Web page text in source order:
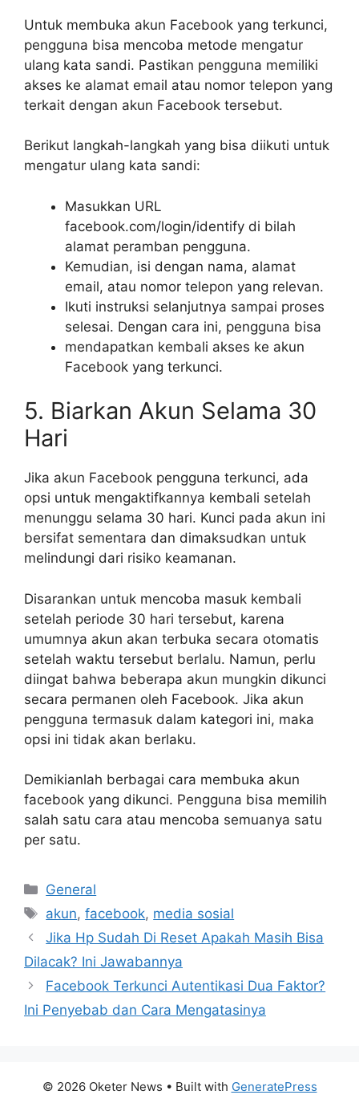
Untuk membuka akun Facebook yang terkunci,
pengguna bisa mencoba metode mengatur
ulang kata sandi. Pastikan pengguna memiliki
akses ke alamat email atau nomor telepon yang
terkait dengan akun Facebook tersebut.
Berikut langkah-langkah yang bisa diikuti untuk
mengatur ulang kata sandi:
Masukkan URL
facebook.com/login/identify di bilah
alamat peramban pengguna.
Kemudian, isi dengan nama, alamat
email, atau nomor telepon yang relevan.
Ikuti instruksi selanjutnya sampai proses
selesai. Dengan cara ini, pengguna bisa
mendapatkan kembali akses ke akun
Facebook yang terkunci.
5. Biarkan Akun Selama 30
Hari
Jika akun Facebook pengguna terkunci, ada
opsi untuk mengaktifkannya kembali setelah
menunggu selama 30 hari. Kunci pada akun ini
bersifat sementara dan dimaksudkan untuk
melindungi dari risiko keamanan.
Disarankan untuk mencoba masuk kembali
setelah periode 30 hari tersebut, karena
umumnya akun akan terbuka secara otomatis
setelah waktu tersebut berlalu. Namun, perlu
diingat bahwa beberapa akun mungkin dikunci
secara permanen oleh Facebook. Jika akun
pengguna termasuk dalam kategori ini, maka
opsi ini tidak akan berlaku.
Demikianlah berbagai cara membuka akun
facebook yang dikunci. Pengguna bisa memilih
salah satu cara atau mencoba semuanya satu
per satu.
Categories
General
Tags
akun,facebook, media sosial
Jika Hp Sudah Di Reset Apakah Masih Bisa
Dilacak? Ini Jawabannya
Facebook Terkunci Autentikasi Dua Faktor?
Ini Penyebab dan Cara Mengatasinya
© 2026 Oketer News • Built with GeneratePress